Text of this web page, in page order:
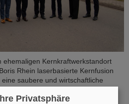
ehemaligen Kernkraftwerkstandort
Rhein laserbasierte Kernfusion
saubere und wirtschaftliche
Auch Professor Thomas Nilsson,
von GSI und FAIR, nahm
Privatsphäre